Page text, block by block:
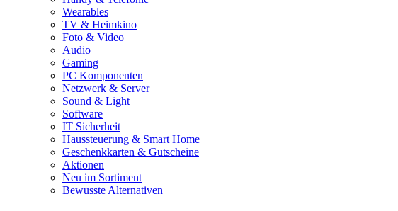
Wearables
TV & Heimkino
Foto & Video
Audio
Gaming
PC Komponenten
Netzwerk & Server
Sound & Light
Software
IT Sicherheit
Haussteuerung & Smart Home
Geschenkkarten & Gutscheine
Aktionen
Neu im Sortiment
Bewusste Alternativen